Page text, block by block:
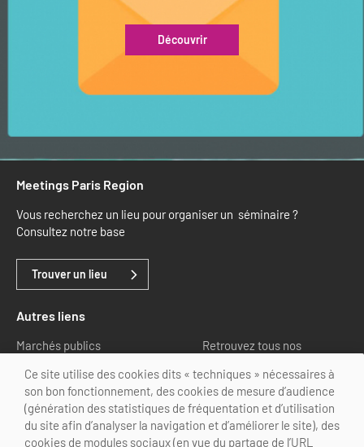
Découvrir
Meetings Paris Region
Vous recherchez un lieu pour organiser un séminaire ?
Consultez notre base
Trouver un lieu
Autres liens
Marchés publics
Retrouvez tous nos
Nous suivre
Ce site utilise des cookies dits « techniques » nécessaires à
son bon fonctionnement, des cookies de mesure d’audience
(génération des statistiques de fréquentation et d’utilisation
du site afin d’analyser la navigation et d’améliorer le site), des
cookies de modules sociaux (en vue du partage de l’URL